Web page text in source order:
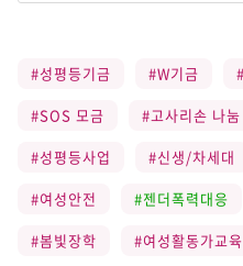
#성평등기금 #W기금
#SOS 모금
#고사리손 나눔
#성평등사업
#신생/차세대
#여성안전
#젠더폭력대응
#봄빛장학
#여성활동가교육